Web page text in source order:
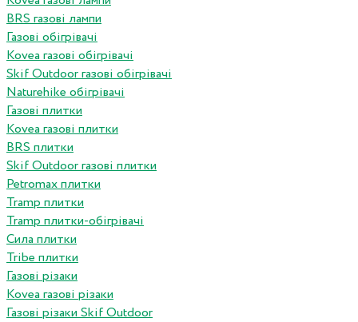
BRS газові лампи
Газові обігрівачі
Kovea газові обігрівачі
Skif Outdoor газові обігрівачі
Naturehike обігрівачі
Газові плитки
Kovea газові плитки
BRS плитки
Skif Outdoor газові плитки
Petromax плитки
Tramp плитки
Tramp плитки-обігрівачі
Сила плитки
Tribe плитки
Газові різаки
Kovea газові різаки
Газові різаки Skif Outdoor